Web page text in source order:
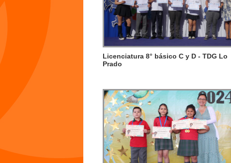
Licenciatura 8° básico C y D - TDG Lo
Prado